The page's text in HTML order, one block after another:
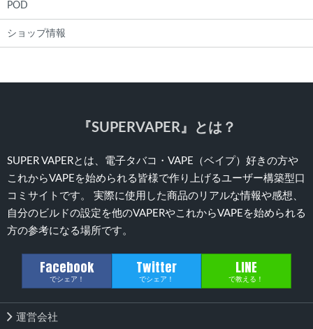
POD
ショップ情報
『SUPERVAPER』とは？
SUPER VAPERとは、電子タバコ・VAPE（ベイプ）好きの方や
これからVAPEを始められる皆様で作り上げるユーザー構築型口
コミサイトです。 実際に使用した商品のリアルな情報や感想、
自分のビルドの設定を他のVAPERやこれからVAPEを始められる
方の参考になる場所です。
Facebook
でシェア！
Twitter
でシェア！
LINE
で教える！
運営会社